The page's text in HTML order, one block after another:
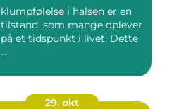
klumpfølelse i halsen er en
tilstand, som mange oplever
på et tidspunkt i livet. Dette
...
29. okt